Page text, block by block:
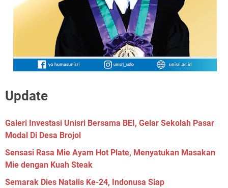
Update
Galeri Investasi Unisri Bersama BEI, Gelar Sekolah Pasar
Modal Di Desa Brojol
Sensasi Rasa Mie Ayam Hot Plate, Menyatukan Masakan
Mie dengan Kuah Steak
Semarak Dies Natalis Ke-24, Indonusa Siap